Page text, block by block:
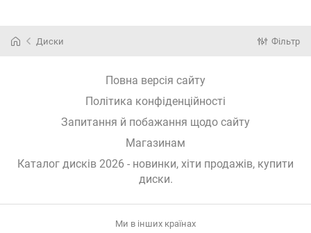
Диски Фільтр
Повна версія сайту
Політика конфіденційності
Запитання й побажання щодо сайту
Магазинам
Каталог дисків 2026 - новинки, хіти продажів, купити
диски.
Ми в інших країнах